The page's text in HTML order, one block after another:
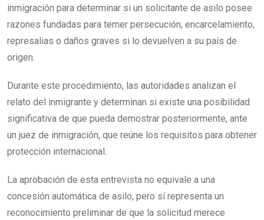
inmigración para determinar si un solicitante de asilo posee
razones fundadas para temer persecución, encarcelamiento,
represalias o daños graves si lo devuelven a su país de
origen.
Durante este procedimiento, las autoridades analizan el
relato del inmigrante y determinan si existe una posibilidad
significativa de que pueda demostrar posteriormente, ante
un juez de inmigración, que reúne los requisitos para obtener
protección internacional.
La aprobación de esta entrevista no equivale a una
concesión automática de asilo, pero sí representa un
reconocimiento preliminar de que la solicitud merece